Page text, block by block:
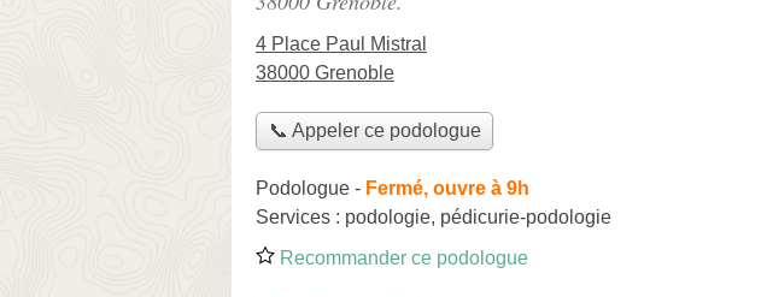
4 Place Paul Mistral
38000 Grenoble
📞 Appeler ce podologue
Podologue - Fermé, ouvre à 9h
Services : podologie, pédicurie-podologie
Recommander ce podologue